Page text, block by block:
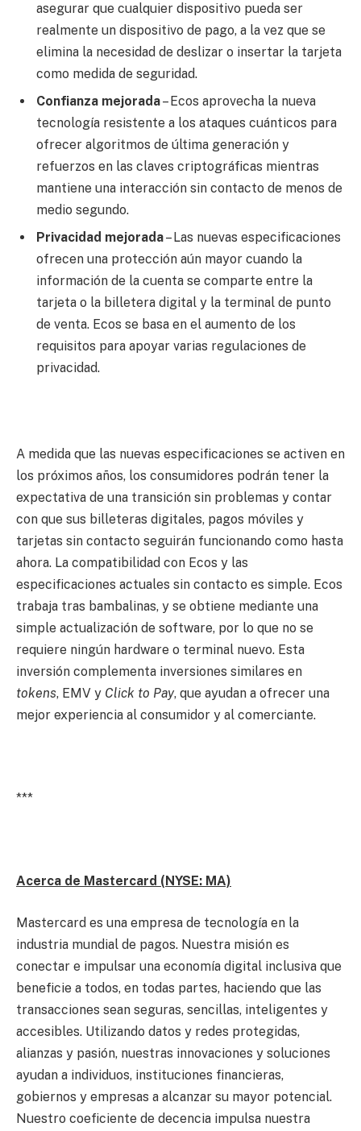
asegurar que cualquier dispositivo pueda ser
realmente un dispositivo de pago, a la vez que se
elimina la necesidad de deslizar o insertar la tarjeta
como medida de seguridad.
Confianza mejorada– Ecos aprovecha la nueva
tecnología resistente a los ataques cuánticos para
ofrecer algoritmos de última generación y
refuerzos en las claves criptográficas mientras
mantiene una interacción sin contacto de menos de
medio segundo.
Privacidad mejorada– Las nuevas especificaciones
ofrecen una protección aún mayor cuando la
información de la cuenta se comparte entre la
tarjeta o la billetera digital y la terminal de punto
de venta. Ecos se basa en el aumento de los
requisitos para apoyar varias regulaciones de
privacidad.
A medida que las nuevas especificaciones se activen en
los próximos años, los consumidores podrán tener la
expectativa de una transición sin problemas y contar
con que sus billeteras digitales, pagos móviles y
tarjetas sin contacto seguirán funcionando como hasta
ahora. La compatibilidad con Ecos y las
especificaciones actuales sin contacto es simple. Ecos
trabaja tras bambalinas, y se obtiene mediante una
simple actualización de software, por lo que no se
requiere ningún hardware o terminal nuevo. Esta
inversión complementa inversiones similares en
tokens, EMV y Click to Pay, que ayudan a ofrecer una
mejor experiencia al consumidor y al comerciante.
***
Acerca de Mastercard (NYSE: MA)
Mastercard es una empresa de tecnología en la
industria mundial de pagos. Nuestra misión es
conectar e impulsar una economía digital inclusiva que
beneficie a todos, en todas partes, haciendo que las
transacciones sean seguras, sencillas, inteligentes y
accesibles. Utilizando datos y redes protegidas,
alianzas y pasión, nuestras innovaciones y soluciones
ayudan a individuos, instituciones financieras,
gobiernos y empresas a alcanzar su mayor potencial.
Nuestro coeficiente de decencia impulsa nuestra